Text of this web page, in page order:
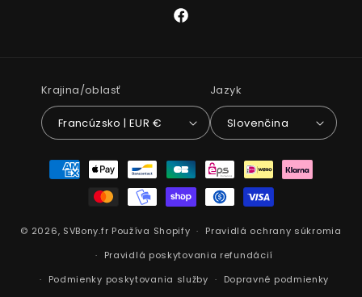
Facebook
Krajina/oblasť
Francúzsko | EUR €
Jazyk
Slovenčina
Spôsoby
platby
© 2026, SVBony.fr Používa Shopify
Pravidlá ochrany súkromia
Pravidlá poskytovania refundácií
Podmienky poskytovania služby
Dopravné podmienky